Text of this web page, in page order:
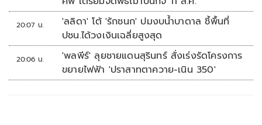
20:07 น.
'ลลิดา' โต้ 'รักชนก' ปมงบน้ำบาดาล ชี้พื้นที่
ปชน.ได้วงเงินเฉลี่ยสูงสุด
20:06 น.
'พลพีร์' ลุยชายแดนสุรินทร์ สั่งเร่งรัดโครงการ
ขยายไฟฟ้า 'ปราสาทตาควาย-เนิน 350'